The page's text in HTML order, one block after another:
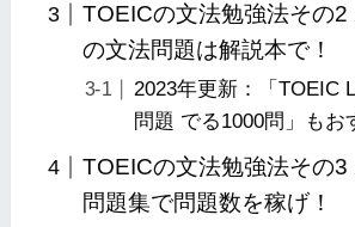
TOEICの文法勉強法その
の文法問題は解説本で！
2023年更新：「TOEIC
問題 でる1000問」もお
TOEICの文法勉強法その3
問題集で問題数を稼げ！